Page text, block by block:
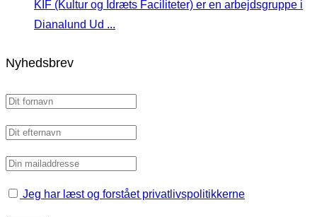
KIF (Kultur og Idræts Faciliteter) er en arbejdsgruppe i
Dianalund Ud ...
Nyhedsbrev
Jeg har læst og forstået privatlivspolitikkerne